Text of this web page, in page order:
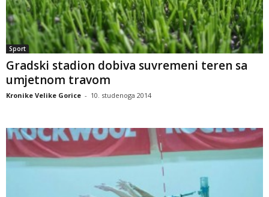
Sport
Gradski stadion dobiva suvremeni teren sa
umjetnom travom
Kronike Velike Gorice - 10. studenoga 2014